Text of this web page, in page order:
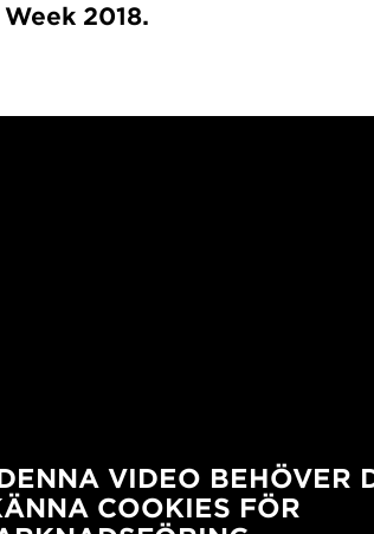
2018.
VIDEO BEHÖVER
COOKIES FÖR